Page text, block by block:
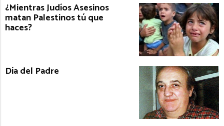
¿Mientras Judíos Asesinos
matan Palestinos tú que
haces?
Día del Padre